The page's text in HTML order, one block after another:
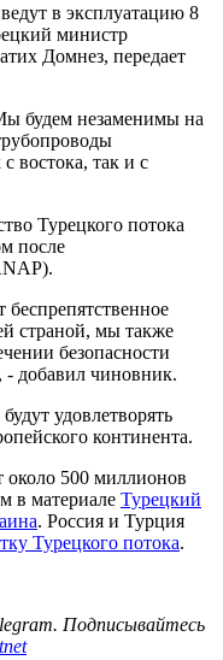
в эксплуатацию 8
министр
Домнез, передает
будем незаменимы на
востока, так и с
Турецкого потока
после
страной, мы также
безопасности
- добавил чиновник.
удовлетворять
континента.
500 миллионов
в материале Турецкий
. Россия и Турция
Турецкого потока.
Подписывайтесь